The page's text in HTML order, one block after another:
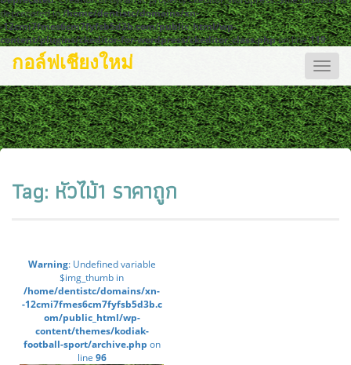
deprecated in/home/dentistc/domains/xn-
-12cmi7fmes6cm7fyfsb5d3b.com/public_html/wp-
content/plugins/ckeditor-for-wordpress/ckeditor_class.phpon line119
Toggle
กอล์ฟเชียงใหม่
Tag: หัวไม้1 ราคาถูก
Warning: Undefined variable
$img_thumb in
/home/dentistc/domains/xn-
-12cmi7fmes6cm7fyfsb5d3b.c
om/public_html/wp-
content/themes/kodiak-
football-sport/archive.php on
line 96